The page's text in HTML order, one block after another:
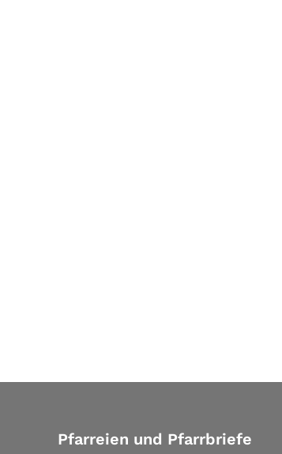
Pfarreien und Pfarrbriefe